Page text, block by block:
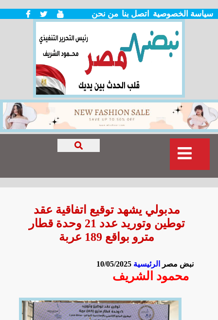
من نحن اتصل بنا سياسة الخصوصية
مدبولي يشهد توقيع اتفاقية عقد
توطين وتوريد عدد 21 وحدة قطار
مترو بواقع 189 عربة
نبض مصر الرئيسية 10/05/2025
محمود الشريف